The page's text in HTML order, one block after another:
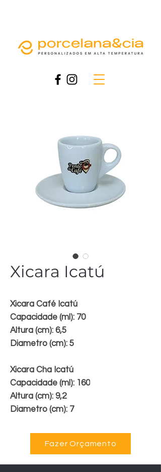
Xicara Icatú
Xicara Café Icatú
Capacidade (ml): 70
Altura (cm): 6,5
Diametro (cm): 5
Xicara Cha Icatú
Capacidade (ml): 160
Altura (cm): 9,2
Diametro (cm): 7
Fazer Orçamento